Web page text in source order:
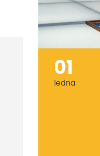
01
ledna